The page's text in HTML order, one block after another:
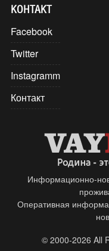
КОНТАКТ
Facebook
Twitter
Instagramm
Контакт
Информационно-
Оперативная
© 2000-2026 All